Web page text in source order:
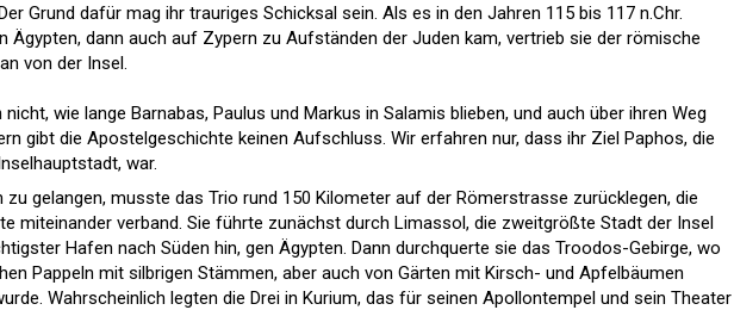
Grund dafür mag ihr trauriges Schicksal sein. Als es in den Jahren 115 bis 117 n.Chr.
Ägypten, dann auch auf Zypern zu Aufständen der Juden kam, vertrieb sie der römische
von der Insel.
nicht, wie lange Barnabas, Paulus und Markus in Salamis blieben, und auch über ihren Weg
gibt die Apostelgeschichte keinen Aufschluss. Wir erfahren nur, dass ihr Ziel Paphos, die
war.
zu gelangen, musste das Trio rund 150 Kilometer auf der Römerstrasse zurücklegen, die
miteinander verband. Sie führte zunächst durch Limassol, die zweitgrößte Stadt der Insel
Hafen nach Süden hin, gen Ägypten. Dann durchquerte sie das Troodos-Gebirge, wo
Pappeln mit silbrigen Stämmen, aber auch von Gärten mit Kirsch- und Apfelbäumen
Wahrscheinlich legten die Drei in Kurium, das für seinen Apollontempel und sein Theater